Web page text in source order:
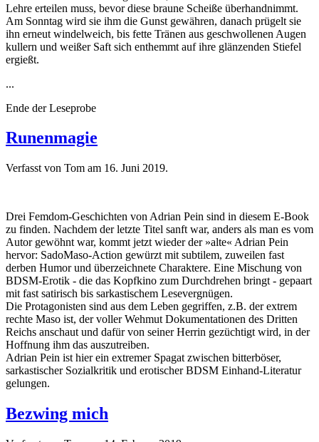
Lehre erteilen muss, bevor diese braune Scheiße überhandnimmt.
Am Sonntag wird sie ihm die Gunst gewähren, danach prügelt sie
ihn erneut windelweich, bis fette Tränen aus geschwollenen Augen
kullern und weißer Saft sich enthemmt auf ihre glänzenden Stiefel
ergießt.
...
Ende der Leseprobe
Runenmagie
Verfasst von Tom am 16. Juni 2019.
Drei Femdom-Geschichten von Adrian Pein sind in diesem E-Book
zu finden. Nachdem der letzte Titel sanft war, anders als man es vom
Autor gewöhnt war, kommt jetzt wieder der »alte« Adrian Pein
hervor: SadoMaso-Action gewürzt mit subtilem, zuweilen fast
derben Humor und überzeichnete Charaktere. Eine Mischung von
BDSM-Erotik - die das Kopfkino zum Durchdrehen bringt - gepaart
mit fast satirisch bis sarkastischem Lesevergnügen.
Die Protagonisten sind aus dem Leben gegriffen, z.B. der extrem
rechte Maso ist, der voller Wehmut Dokumentationen des Dritten
Reichs anschaut und dafür von seiner Herrin gezüchtigt wird, in der
Hoffnung ihm das auszutreiben.
Adrian Pein ist hier ein extremer Spagat zwischen bitterböser,
sarkastischer Sozialkritik und erotischer BDSM Einhand-Literatur
gelungen.
Bezwing mich